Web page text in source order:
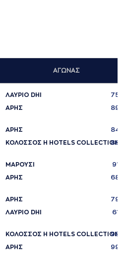
ΑΓΩΝΑΣ
ΛΑΥΡΙΟ DHI 75
ΑΡΗΣ 89
ΑΡΗΣ 84
ΚΟΛΟΣΣΟΣ H HOTELS COLLECTION
86
ΜΑΡΟΥΣΙ 91
ΑΡΗΣ 68
ΑΡΗΣ 79
ΛΑΥΡΙΟ DHI 61
ΚΟΛΟΣΣΟΣ H HOTELS COLLECTION
98
ΑΡΗΣ 99